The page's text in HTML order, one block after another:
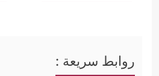
روابط سريعة :